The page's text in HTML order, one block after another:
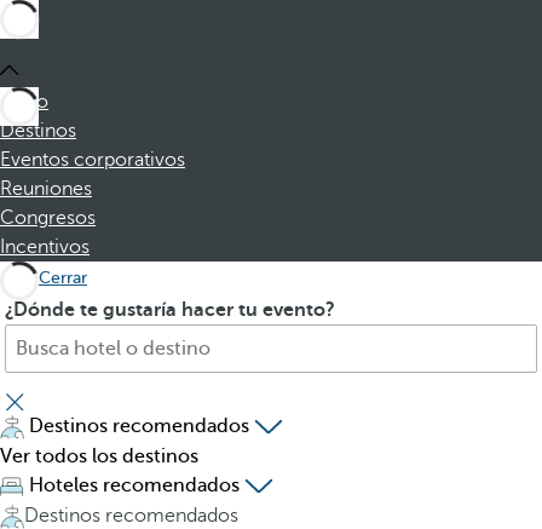
Inicio
Destinos
Eventos corporativos
Reuniones
Congresos
Incentivos
Cerrar
¿Dónde te gustaría hacer tu evento?
B
s
q
u
e
h
o
A
p
u
l
s
a
r
Destinos recomendados
Ver todos los destinos
Hoteles recomendados
Destinos recomendados